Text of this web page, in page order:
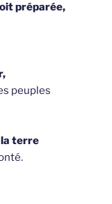
préparée,
peuples
la terre